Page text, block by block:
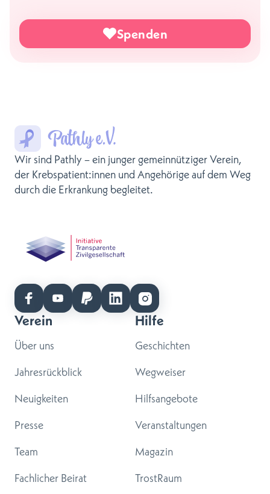
Spenden
Wir sind Pathly – ein junger gemeinnütziger Verein,
der Krebspatient:innen und Angehörige auf dem Weg
durch die Erkrankung begleitet.
Verein
Über uns
Jahresrückblick
Neuigkeiten
Presse
Team
Fachlicher Beirat
Hilfe
Geschichten
Wegweiser
Hilfsangebote
Veranstaltungen
Magazin
TrostRaum